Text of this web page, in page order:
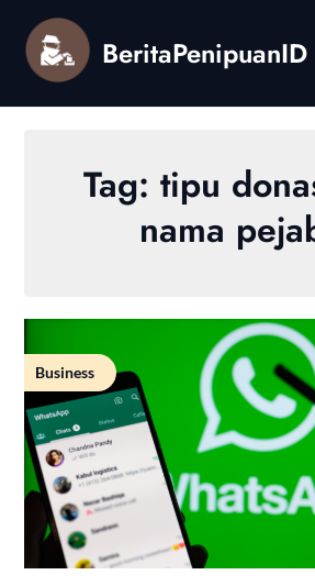
content
BeritaPenipuanID
Tag: tipu
nama
Business